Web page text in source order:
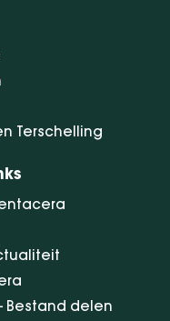
Terschelling
Bestand delen